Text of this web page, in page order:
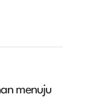
menuju